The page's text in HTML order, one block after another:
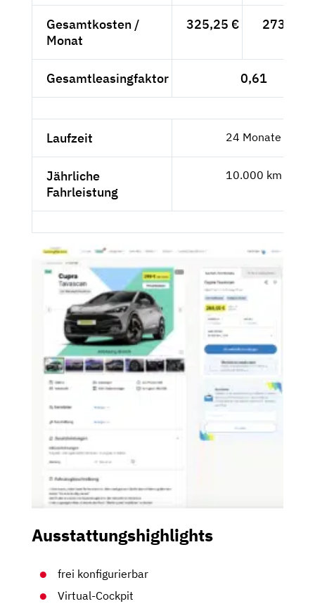
Gesamtkosten /
Monat
325,25 € 273,32 €
Gesamtleasingfaktor 0,61
Laufzeit 24 Monate
Jährliche
Fahrleistung
10.000 km
Ausstattungshighlights
frei konfigurierbar
Virtual-Cockpit